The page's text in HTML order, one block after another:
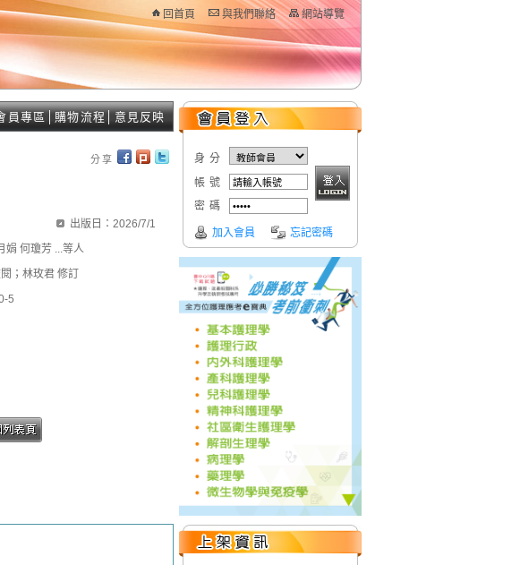
回首頁 與我們聯絡 網站導覽
身分
帳號
密碼
加入會員 忘記密碼
員專區 購物流程 意見反映
分享
出版日：2026/7/1
娟 何瓊芳 ...等人
；林玫君 修訂
5